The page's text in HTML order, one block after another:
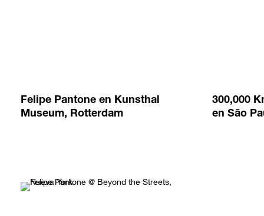
Felipe Pantone en Kunsthal
Museum, Rotterdam
300,000
en São